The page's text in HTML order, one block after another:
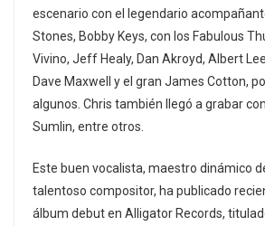
escenario con el legendario
Stones, Bobby Keys, con los Fabulous
Vivino, Jeff Healy, Dan Akroyd, Albert
Dave Maxwell y el gran James Cotton,
algunos. Chris también llegó a grabar
Sumlin, entre otros.
Este buen vocalista, maestro dinámico
talentoso compositor, ha publicado
álbum debut en Alligator Records,